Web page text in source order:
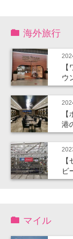
海外旅行
ウ
港
ビ
マイル